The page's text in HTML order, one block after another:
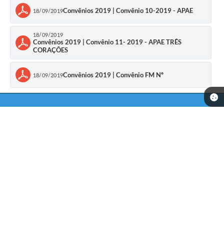
18/09/2019Convênios 2019 | Convênio 10-2019 - APAE
18/09/2019
Convênios 2019 | Convênio 11- 2019 - APAE TRÊS
CORAÇÕES
18/09/2019Convênios 2019 | Convênio FM Nº